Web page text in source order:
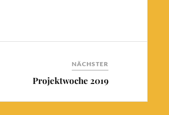
NÄCHSTER
Projektwoche 2019